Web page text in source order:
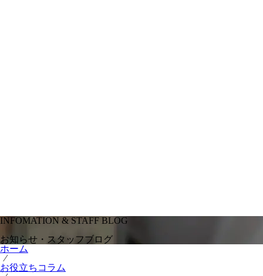
INFOMATION & STAFF BLOG
お知らせ・スタッフブログ
ホーム
⁄
お役立ちコラム